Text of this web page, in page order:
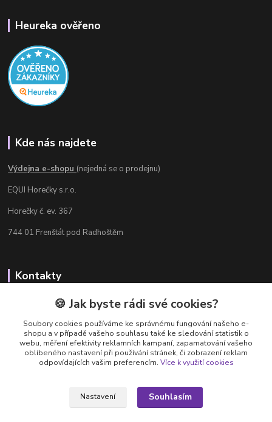
Heureka ověřeno
Kde nás najdete
Výdejna e-shopu (nejedná se o prodejnu)
EQUI Horečky s.r.o.
Horečky č. ev. 367
744 01 Frenštát pod Radhoštěm
Kontakty
Radka Chamrádová
+420 737 484 708
Výdejna e-shopu: Po-Ne, 8-20 hod.
info@equi-horecky.cz
🍪 Jak byste rádi své cookies?
Soubory cookies používáme ke správnému fungování našeho e-
shopu a v případě vašeho souhlasu také ke sledování statistik o
webu, měření efektivity reklamních kampaní, zapamatování vašeho
oblíbeného nastavení při používání stránek, či zobrazení reklam
odpovídajících vašim preferencím. Více k využití cookies
Nastavení Souhlasím